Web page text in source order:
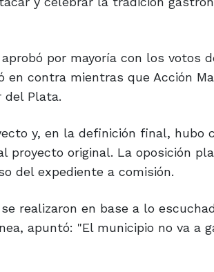
por mayoría con los votos
en contra mientras que Acción
del Plata.
y, en la definición final, hubo
original. La oposición
del expediente a comisión.
realizaron en base a lo
apuntó: "El municipio no va a